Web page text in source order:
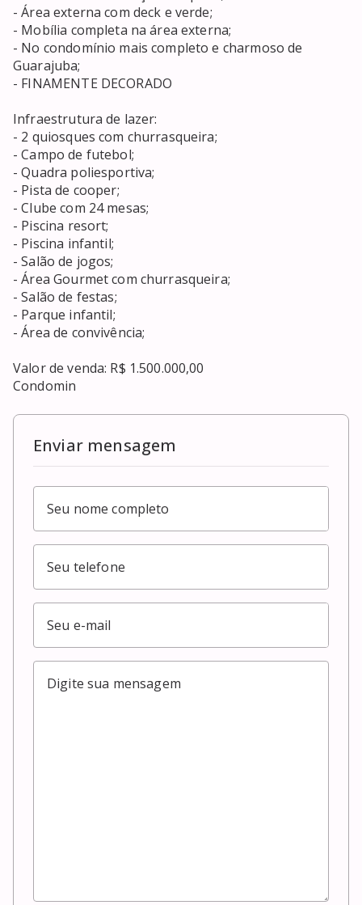
- Área externa com deck e verde;
- Mobília completa na área externa;
- No condomínio mais completo e charmoso de
Guarajuba;
- FINAMENTE DECORADO
Infraestrutura de lazer:
- 2 quiosques com churrasqueira;
- Campo de futebol;
- Quadra poliesportiva;
- Pista de cooper;
- Clube com 24 mesas;
- Piscina resort;
- Piscina infantil;
- Salão de jogos;
- Área Gourmet com churrasqueira;
- Salão de festas;
- Parque infantil;
- Área de convivência;
Valor de venda: R$ 1.500.000,00
Condomin
Enviar mensagem